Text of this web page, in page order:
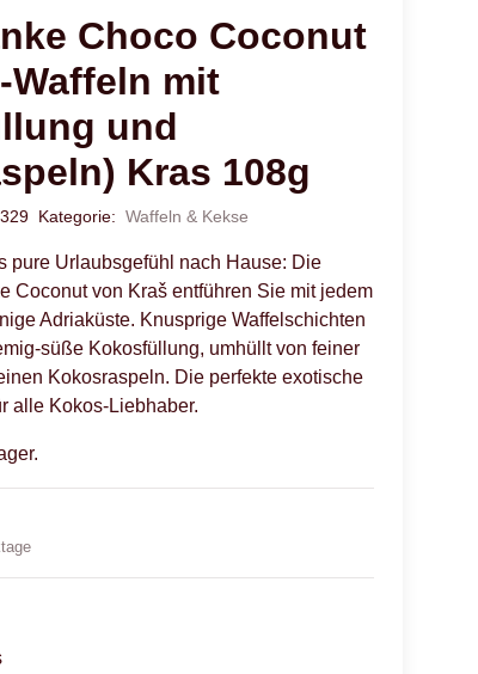
Choco Coconut
Waffeln mit
und
Kras 108g
Kategorie:Waffeln & Kekse
pure Urlaubsgefühl nach Hause: Die
Coconut von Kraš entführen Sie mit jedem
Adriaküste. Knusprige Waffelschichten
süße Kokosfüllung, umhüllt von feiner
Kokosraspeln. Die perfekte exotische
alle Kokos-Liebhaber.